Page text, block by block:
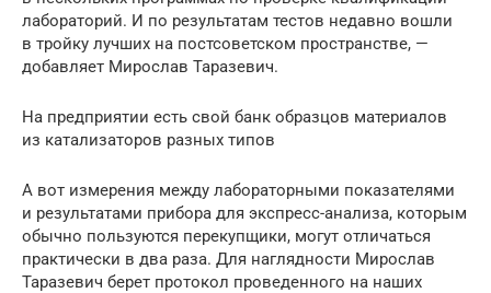
лабораторий. И по результатам тестов недавно вошли
в тройку лучших на постсоветском пространстве, —
добавляет Мирослав Таразевич.
На предприятии есть свой банк образцов материалов
из катализаторов разных типов
А вот измерения между лабораторными показателями
и результатами прибора для экспресс-анализа, которым
обычно пользуются перекупщики, могут отличаться
практически в два раза. Для наглядности Мирослав
Таразевич берет протокол проведенного на наших